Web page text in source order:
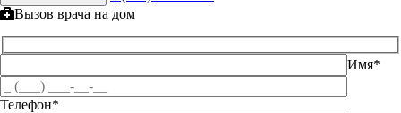
Вызов врача на дом
Имя*
Телефон*